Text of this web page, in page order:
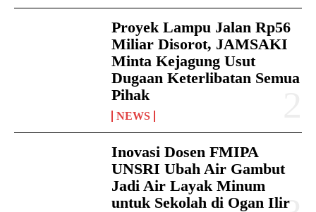
Proyek Lampu Jalan Rp56
Miliar Disorot, JAMSAKI
Minta Kejagung Usut
Dugaan Keterlibatan Semua
Pihak
NEWS
Inovasi Dosen FMIPA
UNSRI Ubah Air Gambut
Jadi Air Layak Minum
untuk Sekolah di Ogan Ilir